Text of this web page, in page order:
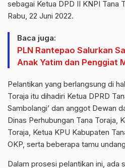
sebagai Ketua DPD II KNPI Tana
Rabu, 22 Juni 2022.
Baca juga:
PLN Rantepao Salurkan
Anak Yatim dan Penggiat
Pelantikan yang berlangsung di
Toraja itu dihadiri Ketua DPRD
Sambolangi’ dan anggot Dewan
Dinas Perhubungan Tana Toraja,
Toraja, Ketua KPU Kabupaten
OKP, serta beberapa tamu
Dalam prosesi pelantikan ini, ada